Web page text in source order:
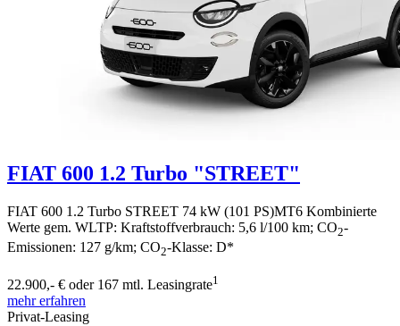
FIAT 600 1.2 Turbo "STREET"
FIAT 600 1.2 Turbo STREET 74 kW (101 PS)MT6 Kombinierte
Werte gem. WLTP: Kraftstoffverbrauch: 5,6 l/100 km; CO2-
Emissionen: 127 g/km; CO2-Klasse: D*
22.900,- € oder 167 mtl. Leasingrate1
mehr erfahren
Privat-Leasing